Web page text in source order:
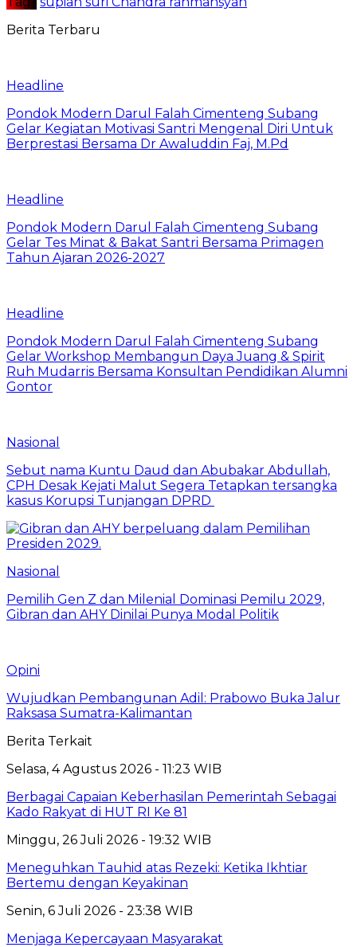
Berita Terbaru
Headline
Pondok Modern Darul Falah Cimenteng Subang
Gelar Kegiatan Motivasi Santri Mengenal Diri Untuk
Berprestasi Bersama Dr Awaluddin Faj, M.Pd
Headline
Pondok Modern Darul Falah Cimenteng Subang
Gelar Tes Minat & Bakat Santri Bersama Primagen
Tahun Ajaran 2026-2027
Headline
Pondok Modern Darul Falah Cimenteng Subang
Gelar Workshop Membangun Daya Juang & Spirit
Ruh Mudarris Bersama Konsultan Pendidikan Alumni
Gontor
Nasional
Sebut nama Kuntu Daud dan Abubakar Abdullah,
CPH Desak Kejati Malut Segera Tetapkan tersangka
kasus Korupsi Tunjangan DPRD
Nasional
Pemilih Gen Z dan Milenial Dominasi Pemilu 2029,
Gibran dan AHY Dinilai Punya Modal Politik
Opini
Wujudkan Pembangunan Adil: Prabowo Buka Jalur
Raksasa Sumatra-Kalimantan
Berita Terkait
Selasa, 4 Agustus 2026 - 11:23 WIB
Berbagai Capaian Keberhasilan Pemerintah Sebagai
Kado Rakyat di HUT RI Ke 81
Minggu, 26 Juli 2026 - 19:32 WIB
Meneguhkan Tauhid atas Rezeki: Ketika Ikhtiar
Bertemu dengan Keyakinan
Senin, 6 Juli 2026 - 23:38 WIB
Menjaga Kepercayaan Masyarakat